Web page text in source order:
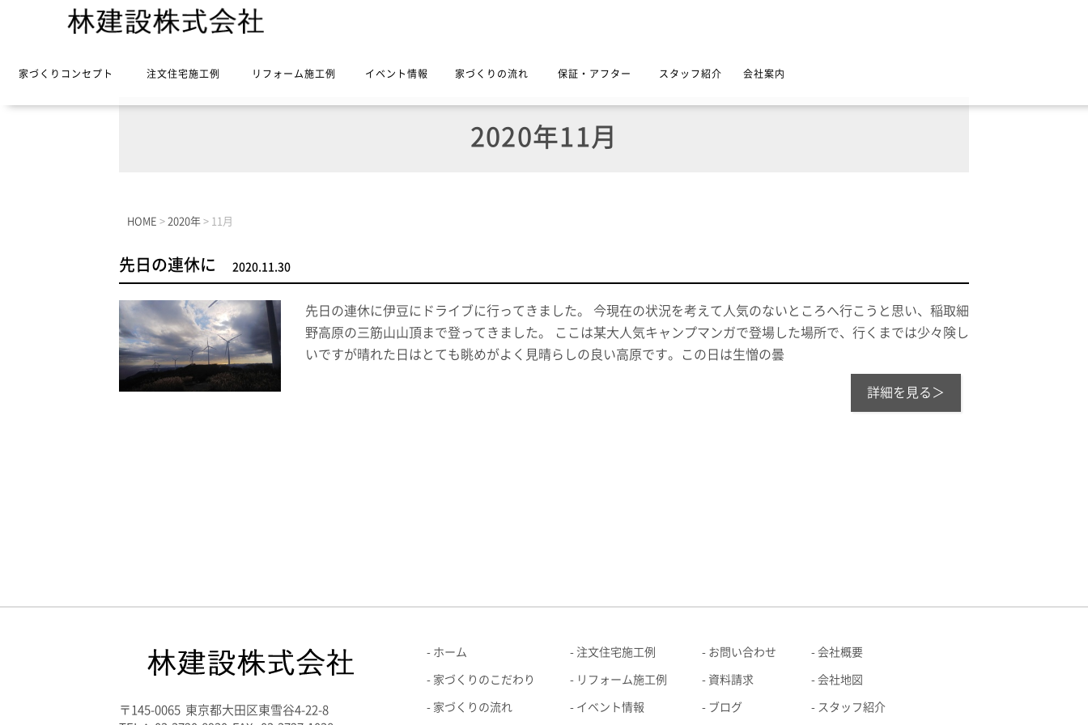
家づくりコンセプト 注文住宅施工例 リフォーム施工例 イベント情報 家づくりの流れ 保証・アフター スタッフ紹介 会社案内
2020年11月
HOME > 2020年 > 11月
先日の連休に 2020.11.30
先日の連休に伊豆にドライブに行ってきました。 今現在の状況を考えて人気のないところへ行こうと思い、稲取細
野高原の三筋山山頂まで登ってきました。 ここは某大人気キャンプマンガで登場した場所で、行くまでは少々険し
いですが晴れた日はとても眺めがよく見晴らしの良い高原です。この日は生憎の曇
詳細を見る＞
ホーム
家づくりのこだわり
家づくりの流れ
注文住宅施工例
リフォーム施工例
イベント情報
お問い合わせ
資料請求
ブログ
会社概要
会社地図
スタッフ紹介
〒145-0065 東京都大田区東雪谷4-22-8